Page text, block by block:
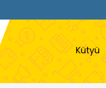
Kütyü